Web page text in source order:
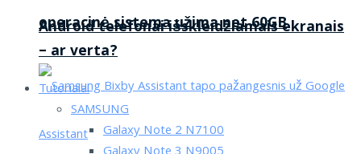
operacinė sistema užima net 60GB
Android telefonai išskleidžiamais ekranais
– ar verta?
Tutorialai
SAMSUNG
Galaxy Note 2 N7100